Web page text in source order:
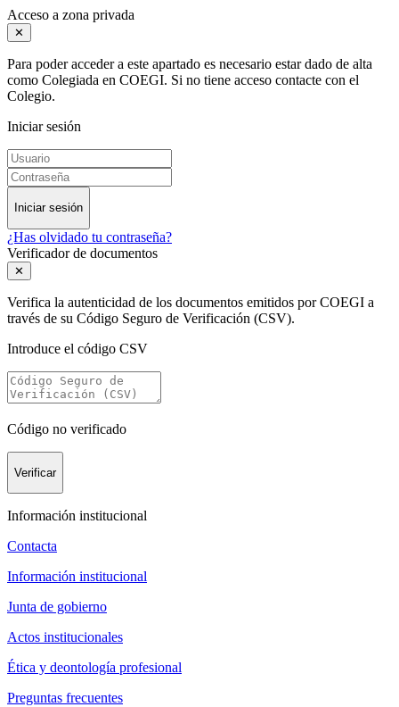
Acceso a zona privada
✕
Para poder acceder a este apartado es necesario estar dado de alta
como Colegiada en COEGI. Si no tiene acceso contacte con el
Colegio.
Iniciar sesión
Iniciar sesión
¿Has olvidado tu contraseña?
Verificador de documentos
✕
Verifica la autenticidad de los documentos emitidos por COEGI a
través de su Código Seguro de Verificación (CSV).
Introduce el código CSV
Código no verificado
Verificar
Información institucional
Contacta
Información institucional
Junta de gobierno
Actos institucionales
Ética y deontología profesional
Preguntas frecuentes